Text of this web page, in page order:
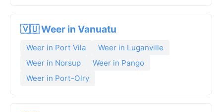
🇻🇺 Weer in Vanuatu
Weer in Port Vila
Weer in Luganville
Weer in Norsup
Weer in Pango
Weer in Port-Olry